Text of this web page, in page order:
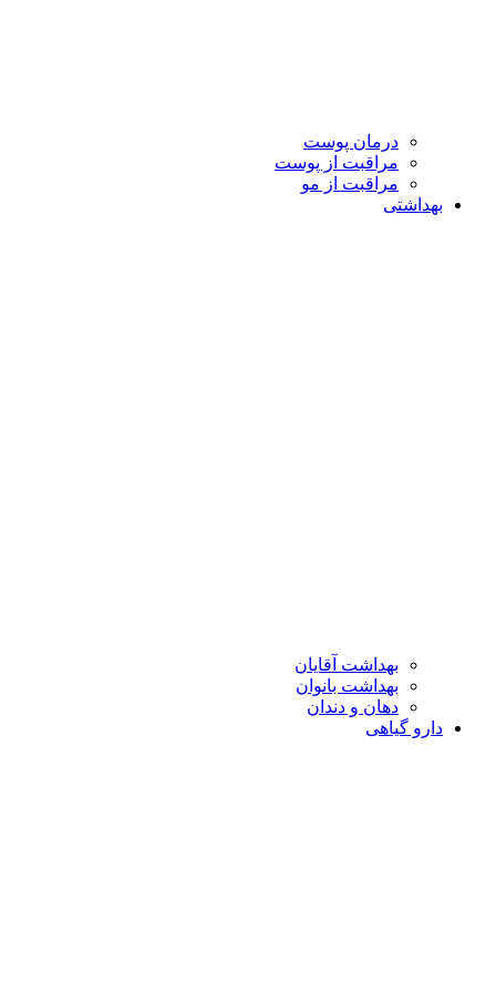
درمان پوست
مراقبت از پوست
مراقبت از مو
بهداشتی
بهداشت آقایان
بهداشت بانوان
دهان و دندان
دارو گیاهی